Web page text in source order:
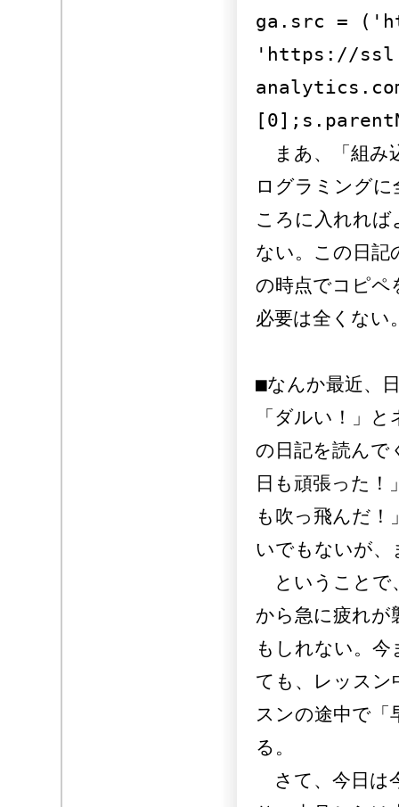
ga.src =
'https://
まあ、「組み
ログラミング
ころに入れれ
ない。この日記
の時点でコピペ
必要は全くない
■なんか最近、
「ダルい！」
の日記を読んで
日も頑張った
も吹っ飛んだ
いでもないが、
ということで
から急に疲れ
もしれない。
ても、レッスン
スンの途中で「
る。
さて、今日は